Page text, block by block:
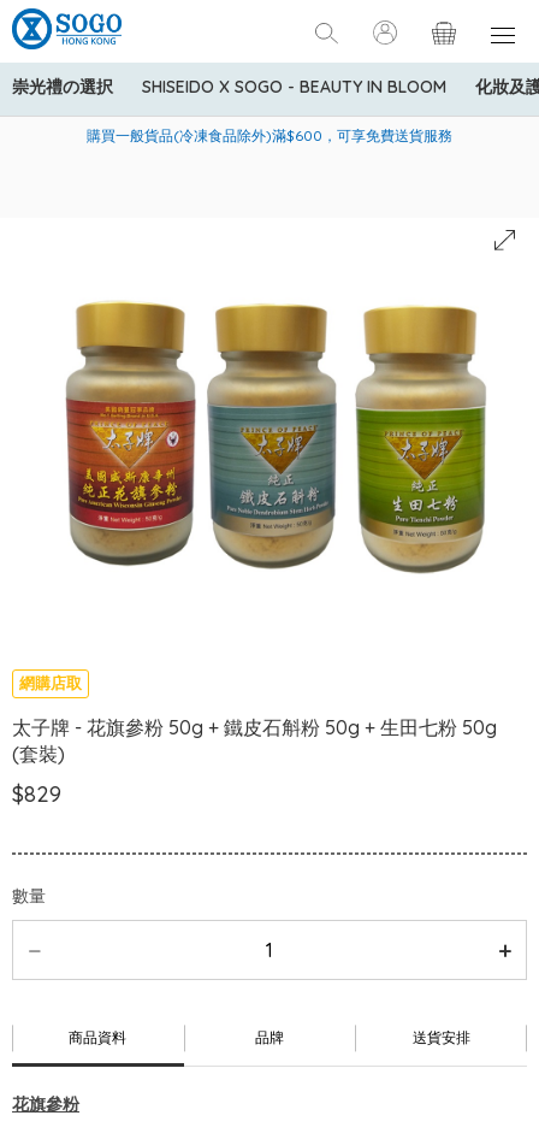
崇光禮の選択 SHISEIDO X SOGO - BEAUTY IN BLOOM 化妝及
美國運通Explorer®信用卡會員購物禮遇：高達5%簽賬回贈！
購買一般貨品(冷凍食品除外)滿$600，可享免費送貨服務
寄送中國內地服務只適用於指定商品，若訂單金額少於HK$600(折
網購店取
太子牌 - 花旗參粉 50g + 鐵皮石斛粉 50g + 生田七粉 50g
(套裝)
$829
數量
商品資料 品牌 送貨安排
花旗參粉